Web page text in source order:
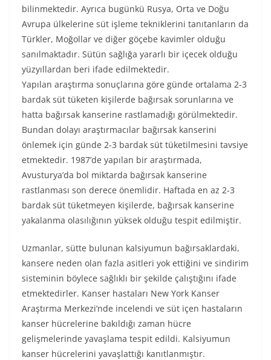
bilinmektedir. Ayrıca bugünkü Rusya, Orta ve Doğu
Avrupa ülkelerine süt işleme tekniklerini tanıtanların da
Türkler, Moğollar ve diğer göçebe kavimler olduğu
sanılmaktadır. Sütün sağlığa yararlı bir içecek olduğu
yüzyıllardan beri ifade edilmektedir.
Yapılan araştırma sonuçlarına göre günde ortalama 2-3
bardak süt tüketen kişilerde bağırsak sorunlarına ve
hatta bağırsak kanserine rastlamadığı görülmektedir.
Bundan dolayı araştırmacılar bağırsak kanserini
önlemek için günde 2-3 bardak süt tüketilmesini tavsiye
etmektedir. 1987’de yapılan bir araştırmada,
Avusturya’da bol miktarda bağırsak kanserine
rastlanması son derece önemlidir. Haftada en az 2-3
bardak süt tüketmeyen kişilerde, bağırsak kanserine
yakalanma olasılığının yüksek olduğu tespit edilmiştir.
Uzmanlar, sütte bulunan kalsiyumun bağırsaklardaki,
kansere neden olan fazla asitleri yok ettiğini ve sindirim
sisteminin böylece sağlıklı bir şekilde çalıştığını ifade
etmektedirler. Kanser hastaları New York Kanser
Araştırma Merkezi’nde incelendi ve süt içen hastaların
kanser hücrelerine bakıldığı zaman hücre
gelişmelerinde yavaşlama tespit edildi. Kalsiyumun
kanser hücrelerini yavaşlattığı kanıtlanmıştır.